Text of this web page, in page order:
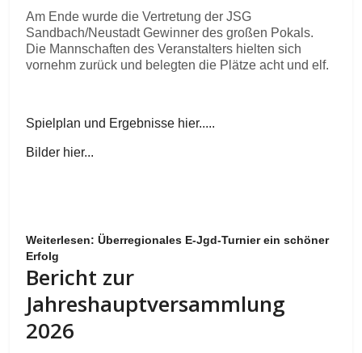
Am Ende wurde die Vertretung der JSG
Sandbach/Neustadt Gewinner des großen Pokals.
Die Mannschaften des Veranstalters hielten sich
vornehm zurück und belegten die Plätze acht und elf.
Spielplan und Ergebnisse hier.....
Bilder hier...
Weiterlesen: Überregionales E-Jgd-Turnier ein schöner
Erfolg
Bericht zur
Jahreshauptversammlung
2026